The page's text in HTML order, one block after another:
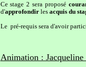
Ce stage 2 sera proposé
d'approfondirles acquis du
Le pré-requis sera d'avoir
Animation : Jacqueline